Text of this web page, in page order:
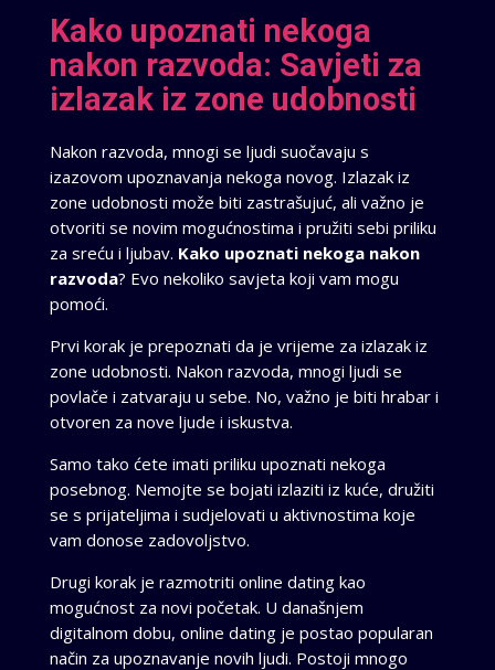
Kako upoznati nekoga
nakon razvoda: Savjeti za
izlazak iz zone udobnosti
Nakon razvoda, mnogi se ljudi suočavaju s
izazovom upoznavanja nekoga novog. Izlazak iz
zone udobnosti može biti zastrašujuć, ali važno je
otvoriti se novim mogućnostima i pružiti sebi priliku
za sreću i ljubav. Kako upoznati nekoga nakon
razvoda? Evo nekoliko savjeta koji vam mogu
pomoći.
Prvi korak je prepoznati da je vrijeme za izlazak iz
zone udobnosti. Nakon razvoda, mnogi ljudi se
povlače i zatvaraju u sebe. No, važno je biti hrabar i
otvoren za nove ljude i iskustva.
Samo tako ćete imati priliku upoznati nekoga
posebnog. Nemojte se bojati izlaziti iz kuće, družiti
se s prijateljima i sudjelovati u aktivnostima koje
vam donose zadovoljstvo.
Drugi korak je razmotriti online dating kao
mogućnost za novi početak. U današnjem
digitalnom dobu, online dating je postao popularan
način za upoznavanje novih ljudi. Postoji mnogo